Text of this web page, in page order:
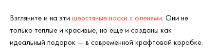
Взгляните и на эти шерстяные носки с оленями. Они не
только теплые и красивые, но еще и созданы как
идеальный подарок — в современной крафтовой коробке.